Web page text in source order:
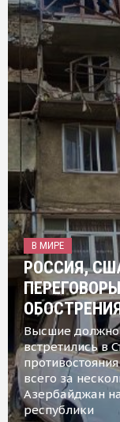
В МИРЕ
РОССИЯ,
Высшие
встретились в
всего за
Азербайджан
республики